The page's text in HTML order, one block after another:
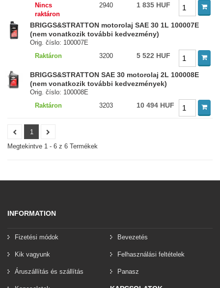
Nincs
raktáron
2940 1 835 HUF
BRIGGS&STRATTON motorolaj SAE 30 1L 100007E
(nem vonatkozik további kedvezmény)
Orig. číslo: 100007E
Raktáron
3200 5 522 HUF
BRIGGS&STRATTON SAE 30 motorolaj 2L 100008E
(nem vonatkozik további kedvezmények)
Orig. číslo: 100008E
Raktáron
3203 10 494 HUF
1
Megtekintve 1 - 6 z 6 Termékek
INFORMATION
Fizetési módok Bevezetés
Kik vagyunk Felhasználási feltételek
Áruszállítás és szállítás Panasz